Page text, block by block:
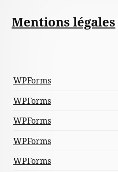
Mentions légales
WPForms
WPForms
WPForms
WPForms
WPForms